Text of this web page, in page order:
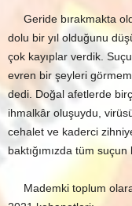
Geride bırakmakta
dolu bir yıl olduğunu
çok kayıplar verdik.
evren bir şeyleri
dedi. Doğal afetlerde
ihmalkâr oluşuydu,
cehalet ve kaderci
baktığımızda tüm
Mademki toplum